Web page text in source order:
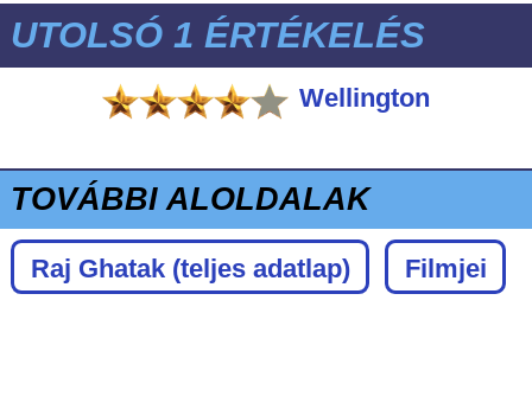
UTOLSÓ 1 ÉRTÉKELÉS
Wellington
TOVÁBBI ALOLDALAK
Raj Ghatak (teljes adatlap) Filmjei